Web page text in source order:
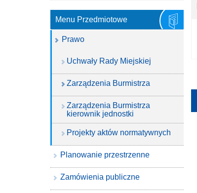
Menu Przedmiotowe
Prawo
Uchwały Rady Miejskiej
Zarządzenia Burmistrza
Zarządzenia Burmistrza
kierownik jednostki
Projekty aktów normatywnych
Planowanie przestrzenne
Zamówienia publiczne